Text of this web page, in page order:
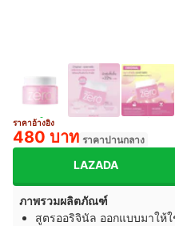
ราคาอ้างอิง
480 บาท ราคาปานกลาง
LAZADA
ภาพรวมผลิตภัณฑ์
สูตรออริจินัล ออกแบบมาให้